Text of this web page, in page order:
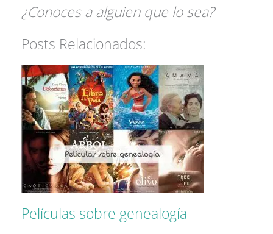
¿Conoces a alguien que lo sea?
Posts Relacionados:
Películas sobre genealogía